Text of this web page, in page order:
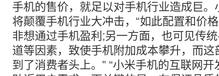
手机的售价，就足以对手机行业造成巨
将颠覆手机行业大冲击，“如此配置和价
非想通过手机盈利;另一方面，也可见传
道等因素，致使手机附加成本攀升，而
到了消费者头上。” “小米手机的互联网